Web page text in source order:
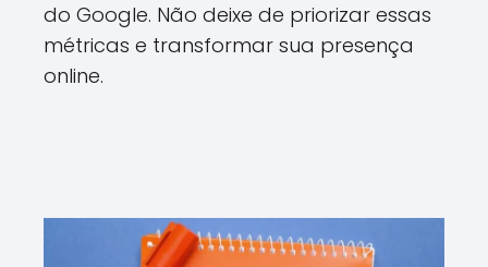
do Google. Não deixe de priorizar essas
métricas e transformar sua presença
online.